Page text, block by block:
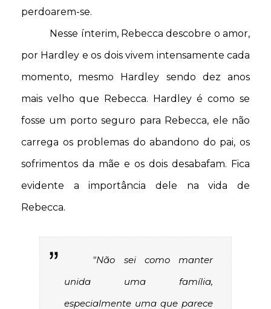
perdoarem-se.
Nesse ínterim, Rebecca descobre o amor,
por Hardley e os dois vivem intensamente cada
momento, mesmo Hardley sendo dez anos
mais velho que Rebecca. Hardley é como se
fosse um porto seguro para Rebecca, ele não
carrega os problemas do abandono do pai, os
sofrimentos da mãe e os dois desabafam. Fica
evidente a importância dele na vida de
Rebecca.
"Não sei como manter
unida uma família,
especialmente uma que parece